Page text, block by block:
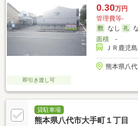
0.30万円
管理費等-
なし
面積-
ＪＲ鹿児
熊本県八
即引き渡し可
貸駐車場
熊本県八代市大手町１丁目